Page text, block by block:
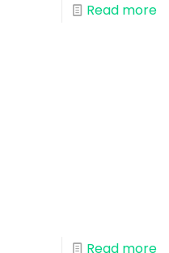
Read more
Read more